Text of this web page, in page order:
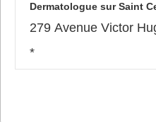
Dermatologue sur Saint
279 Avenue Victor
*